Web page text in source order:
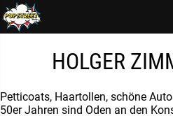
HOLGER
Petticoats, Haartollen, schöne
50er Jahren sind Oden an den